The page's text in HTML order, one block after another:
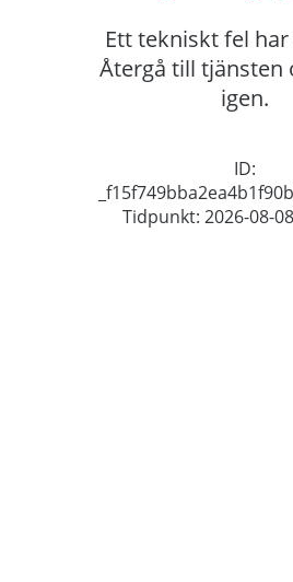
Ett tekniskt fel
Återgå till tjänsten
igen.
ID:
Tidpunkt: 2026-08-